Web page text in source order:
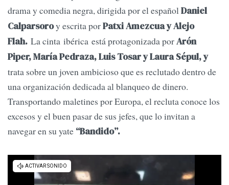
drama y comedia negra, dirigida por el españolDaniel
Calparsoroy escrita porPatxi Amezcua y Alejo
Flah. La cinta ibérica está protagonizada porArón
Piper, María Pedraza, Luis Tosar y Laura Sépul, y
trata sobre un joven ambicioso que es reclutado dentro de
una organización dedicada al blanqueo de dinero.
Transportando maletines por Europa, el recluta conoce los
excesos y el buen pasar de sus jefes, que lo invitan a
navegar en su yate “Bandido”.